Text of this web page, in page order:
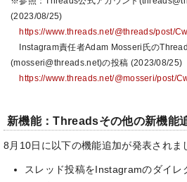
(2023/08/25)
https://www.threads.net/@threads/post/
Instagram責任者Adam Mosseri氏の
(mosseri@threads.net)の投稿 (2023/08/25)
https://www.threads.net/@mosseri/post/
新機能：Threadsその他の新機能
8月10日に以下の機能追加が発表されま
スレッド投稿をInstagramのダイレ